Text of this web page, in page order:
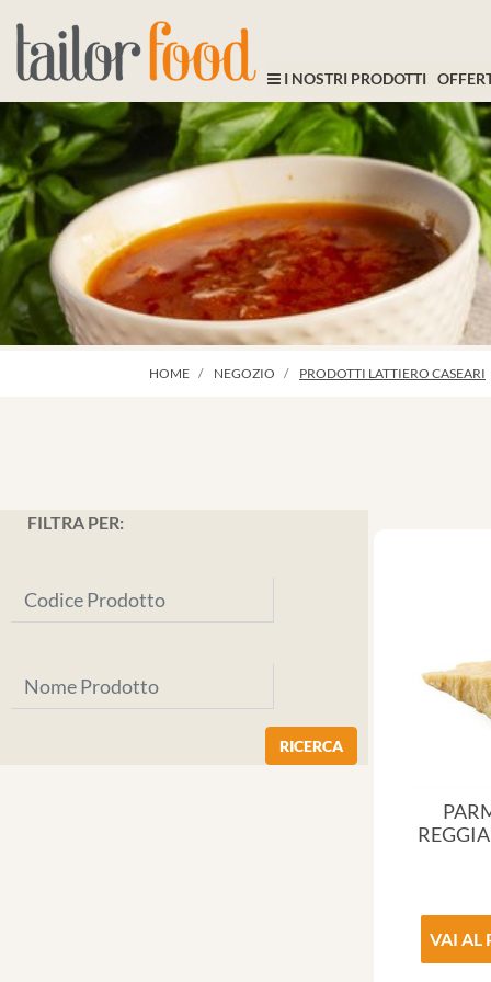
I NOSTRI PRODOTTI
HOME NEGOZIO PRODOTTI LATTIERO CASEARI
FILTRA PER:
VAI AL